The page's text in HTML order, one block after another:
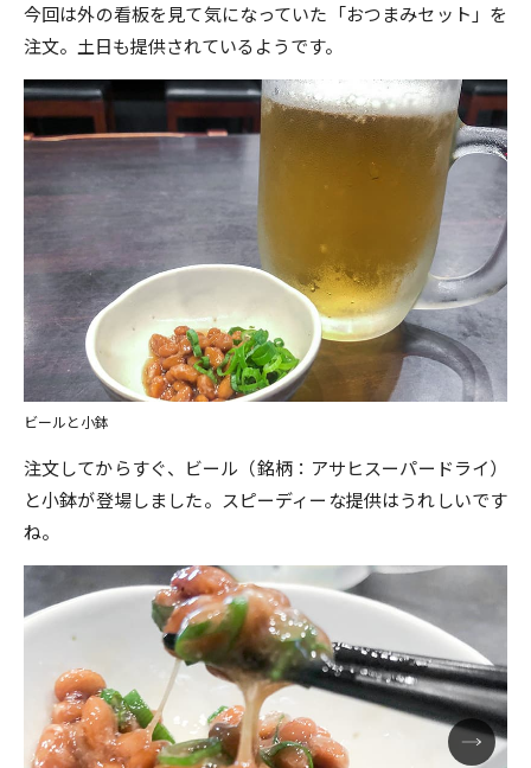
今回は外の看板を見て気になっていた「おつまみセット」を
注文。土日も提供されているようです。
ビールと小鉢
注文してからすぐ、ビール（銘柄：アサヒスーパードライ）
と小鉢が登場しました。スピーディーな提供はうれしいです
ね。